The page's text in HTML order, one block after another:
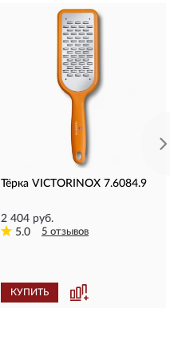
Тёрка VICTORINOX 7.6084.9
2 404 руб.
5.0
5 отзывов
КУПИТЬ